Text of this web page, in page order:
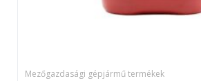
Mezőgazdasági gépjármű termékek